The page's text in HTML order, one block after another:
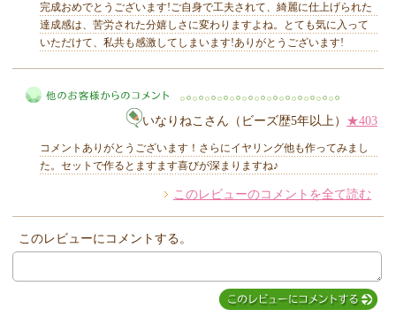
MIYUKI先生からのコメント
完成おめでとうございます!ご自身で工夫されて、綺麗に仕上げられた
達成感は、苦労された分嬉しさに変わりますよね。とても気に入って
いただけて、私共も感激してしまいます!ありがとうございます!
他のお客様からのコメント
いなりねこさん（ビーズ歴5年以上） ★403
コメントありがとうございます！さらにイヤリング他も作ってみまし
た。セットで作るとますます喜びが深まりますね♪
このレビューのコメントを全て読む
このレビューにコメントする。